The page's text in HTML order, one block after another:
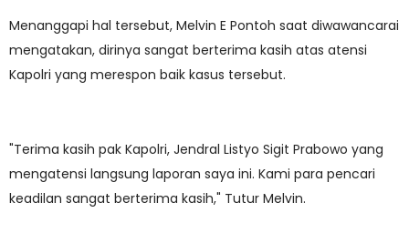
Menanggapi hal tersebut, Melvin E Pontoh saat diwawancarai
mengatakan, dirinya sangat berterima kasih atas atensi
Kapolri yang merespon baik kasus tersebut.
"Terima kasih pak Kapolri, Jendral Listyo Sigit Prabowo yang
mengatensi langsung laporan saya ini. Kami para pencari
keadilan sangat berterima kasih," Tutur Melvin.